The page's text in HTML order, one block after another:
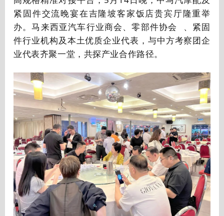
紧固件交流晚宴在吉隆坡客家饭店贵宾厅隆重举
办。马来西亚汽车行业商会、零部件协会
、紧固
件行业机构及本土优质企业代表，与中方考察团企
业代表齐聚一堂，共探产业合作路径。